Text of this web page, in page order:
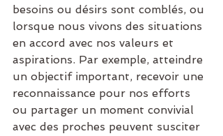
besoins ou désirs sont comblés, ou
lorsque nous vivons des situations
en accord avec nos valeurs et
aspirations. Par exemple, atteindre
un objectif important, recevoir une
reconnaissance pour nos efforts
ou partager un moment convivial
avec des proches peuvent susciter